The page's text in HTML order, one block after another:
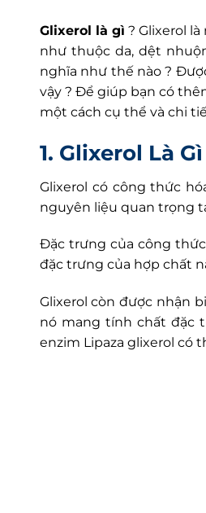
Glixerol là gì ? Glixerol
như thuộc da, dệt
nghĩa như thế nào ?
vậy ? Để giúp bạn có
một cách cụ thể và chi
1. Glixerol Là Gì
Glixerol có công thức
nguyên liệu quan trọng
Đặc trưng của công
đặc trưng của hợp chất
Glixerol còn được nhận
nó mang tính chất đặc
enzim Lipaza glixerol có